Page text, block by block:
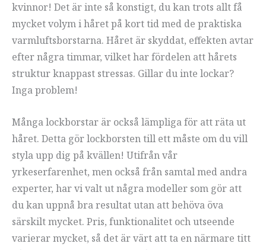
kvinnor! Det är inte så konstigt, du kan trots allt få
mycket volym i håret på kort tid med de praktiska
varmluftsborstarna. Håret är skyddat, effekten avtar
efter några timmar, vilket har fördelen att hårets
struktur knappast stressas. Gillar du inte lockar?
Inga problem!
Många lockborstar är också lämpliga för att räta ut
håret. Detta gör lockborsten till ett måste om du vill
styla upp dig på kvällen! Utifrån vår
yrkeserfarenhet, men också från samtal med andra
experter, har vi valt ut några modeller som gör att
du kan uppnå bra resultat utan att behöva öva
särskilt mycket. Pris, funktionalitet och utseende
varierar mycket, så det är värt att ta en närmare titt